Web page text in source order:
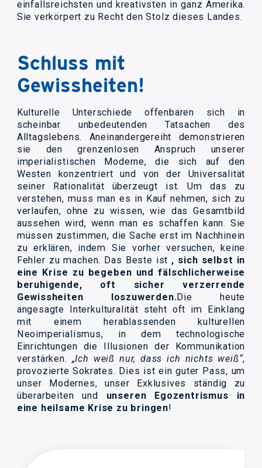
einfallsreichsten und kreativsten in ganz Amerika.
Sie verkörpert zu Recht den Stolz dieses Landes.
Schluss mit
Gewissheiten!
Kulturelle Unterschiede offenbaren sich in
scheinbar unbedeutenden Tatsachen des
Alltagslebens. Aneinandergereiht demonstrieren
sie den grenzenlosen Anspruch unserer
imperialistischen Moderne, die sich auf den
Westen konzentriert und von der Universalität
seiner Rationalität überzeugt ist. Um das zu
verstehen, muss man es in Kauf nehmen, sich zu
verlaufen, ohne zu wissen, wie das Gesamtbild
aussehen wird, wenn man es schaffen kann. Sie
müssen zustimmen, die Sache erst im Nachhinein
zu erklären, indem Sie vorher versuchen, keine
Fehler zu machen. Das Beste ist , sich selbst in
eine Krise zu begeben und fälschlicherweise
beruhigende, oft sicher verzerrende
Gewissheiten loszuwerden.Die heute
angesagte Interkulturalität steht oft im Einklang
mit einem herablassenden kulturellen
Neoimperialismus, in dem technologische
Einrichtungen die Illusionen der Kommunikation
verstärken. „Ich weiß nur, dass ich nichts weiß“,
provozierte Sokrates. Dies ist ein guter Pass, um
unser Modernes, unser Exklusives ständig zu
überarbeiten und unseren Egozentrismus in
eine heilsame Krise zu bringen!